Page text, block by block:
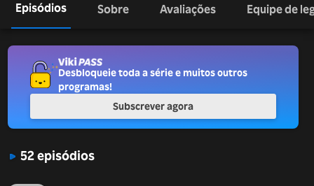
Episódios Sobre Avaliações Equipe de
52 episódios
Desbloqueie toda a série e muitos outros
programas!
Subscrever agora